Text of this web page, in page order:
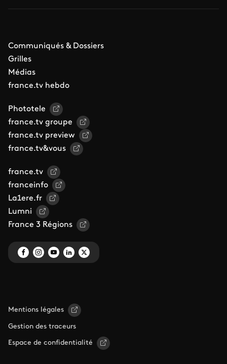
Communiqués & Dossiers
Grilles
Médias
france.tv hebdo
Phototele
france.tv groupe
france.tv preview
france.tv&vous
france.tv
franceinfo
La1ere.fr
Lumni
France 3 Régions
Mentions légales
Gestion des traceurs
Espace de confidentialité